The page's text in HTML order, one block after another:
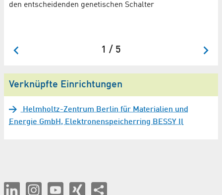
den entscheidenden genetischen Schalter
1 / 5
Verknüpfte Einrichtungen
Helmholtz-Zentrum Berlin für Materialien und
Energie GmbH, Elektronenspeicherring BESSY II